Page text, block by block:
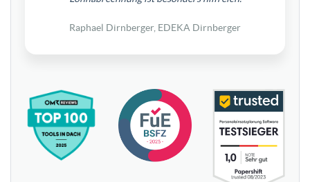
Raphael Dirnberger, EDEKA Dirnberger